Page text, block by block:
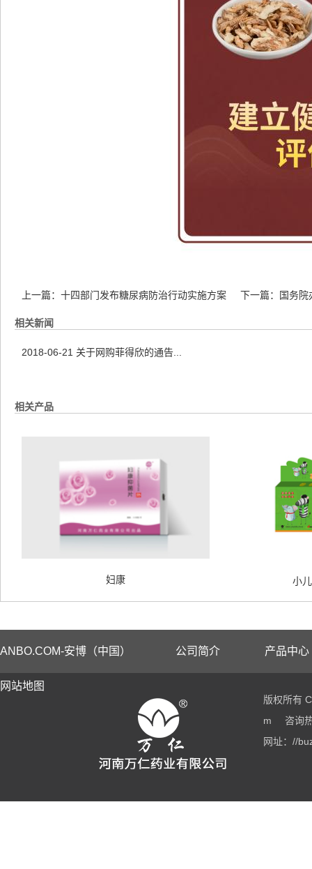
上一篇： 十四部门发布糖尿病防治行动实施方案 下一篇： 国务
相关新闻
2018-06-21 关于网购菲得欣的通告...
相关产品
妇康 小
ANBO.COM-安博（中国） 公司简介 产品中心
网站地图
版权所有
m
咨询
网址：//